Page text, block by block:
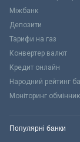
Міжбанк
Депозити
Тарифи на газ
Конвертер валют
Кредит онлайн
Народний рейтинг
Моніторинг
Популярні банки